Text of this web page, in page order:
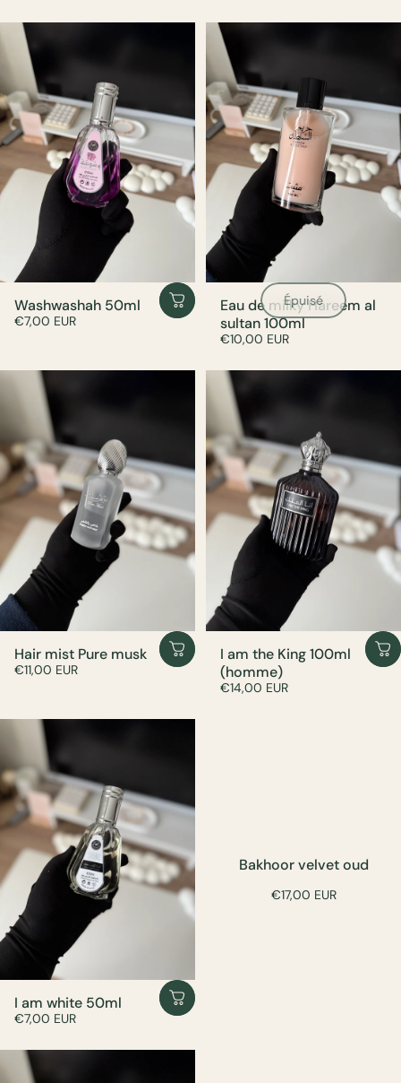
Washwashah 50ml
€7,00 EUR
Épuisé
Eau de milky Hareem al
sultan 100ml
€10,00 EUR
Hair mist Pure musk
€11,00 EUR
I am the King 100ml
(homme)
€14,00 EUR
I am white 50ml
€7,00 EUR
Bakhoor velvet oud
€17,00 EUR